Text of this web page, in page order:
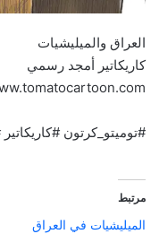
العراق والميليشيات
كاريكاتير أمجد رسمي
#توميتو_كرتون
مرتبط
الميليشيات في العراق